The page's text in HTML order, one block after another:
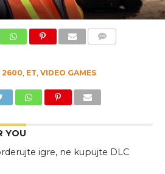
2600 ET VIDEO GAMES
YOU
igre, ne kupujte DLC